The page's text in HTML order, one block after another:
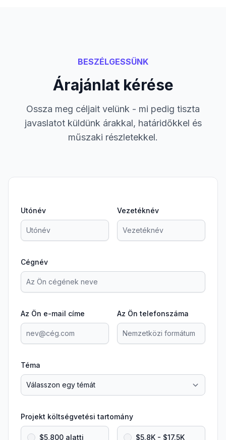
BESZÉLGESSÜNK
Árajánlat kérése
Ossza meg céljait velünk - mi pedig tiszta
javaslatot küldünk árakkal, határidőkkel és
műszaki részletekkel.
Utónév Vezetéknév
Cégnév
Az Ön e-mail címe Az Ön telefonszáma
Téma
Projekt költségvetési tartomány
$5,800 alatti $5.8K - $17.5K